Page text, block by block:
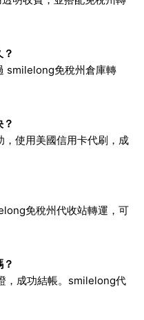
smilelong免稅州倉庫轉
使用美國信用卡代刷，成
免稅州代收站轉運，可
，成功結帳。smilelong代